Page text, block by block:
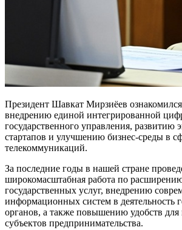
Президент Шавкат Мирзиёев
внедрению единой интегрированной
государственного управления, развитию
стартапов и улучшению бизнес-среды в
телекоммуникаций.
За последние годы в нашей стране
широкомасштабная работа по
государственных услуг, внедрению
информационных систем в деятельность
органов, а также повышению удобств для
субъектов предпринимательства.